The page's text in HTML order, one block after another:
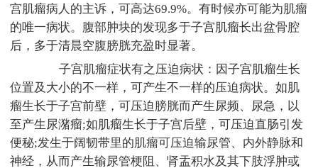
宫肌瘤病人的主诉，可高达69.9%。有时候亦可能为肌瘤
的唯一病状。腹部肿块的发现多于子宫肌瘤长出盆骨腔
后，多于清晨空腹膀胱充盈时显著。
子宫肌瘤症状有之压迫病状：因子宫肌瘤生长
位置及大小的不一样，可产生不一样的压迫病状。如肌
瘤生长于子宫前壁，可压迫膀胱而产生尿频、尿急，以
至产生尿潴瘤;如肌瘤生长于子宫后壁，可压迫直肠引发
便秘;发生于阔韧带里的肌瘤可压迫输尿管、内外静脉和
神经，从而产生输尿管梗阻、肾盂积水及其下肢浮肿或